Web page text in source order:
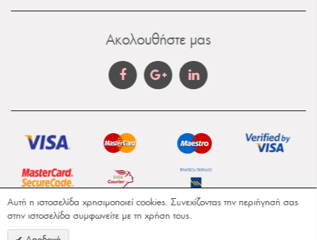
Ακολουθήστε μας
Gamma Aromatics © Copyright 2018. All Rights
Αυτή η ιστοσελίδα χρησιμοποιεί cookies. Συνεχίζοντας την περιήγησή σας
στην ιστοσελίδα συμφωνείτε με τη χρήση τους.